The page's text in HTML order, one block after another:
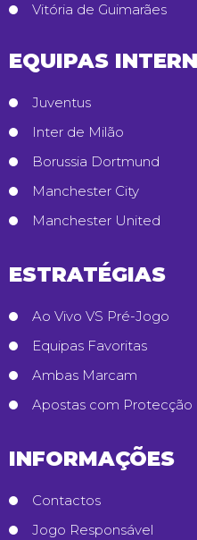
Vitória de Guimarães
EQUIPAS
Juventus
Inter de Milão
Borussia Dortmund
Manchester City
Manchester United
ESTRATÉGIAS
Ao Vivo VS Pré-Jogo
Equipas Favoritas
Ambas Marcam
Apostas com Protecção
INFORMAÇÕES
Contactos
Jogo Responsável